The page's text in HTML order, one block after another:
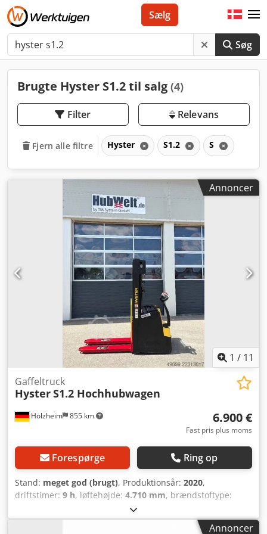
Søg
Sælg
Brugte Hyster S1.2 til salg (4)
Filter Relevans
Fjern alle filtre Hyster S1.2 S
Annoncer
1 / 11
Holzheim 855 km
Gaffeltruck
HysterS1.2 Hochhubwagen
6.900 €
Fast pris plus moms
Forespørge Ring op
Stand: meget god (brugt), Produktionsår: 2020,
driftstimer: 9 h, løftehøjde: 4.710 mm, brændstoftype:
, Egenvægt: 1.300 kg
Løftekapacitet: 1.200 kg Byggehøjde: 210 cm CE-mærkning:
Annoncer